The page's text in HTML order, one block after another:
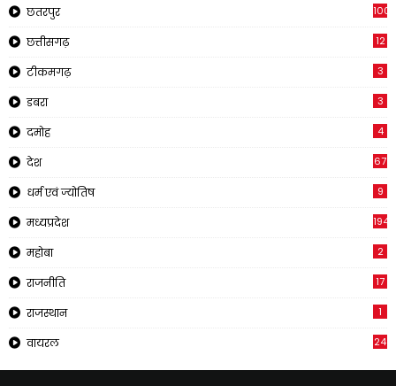
छतरपुर 1001
छत्तीसगढ़ 12
टीकमगढ़ 3
डबरा 3
दमोह 4
देश 67
धर्म एवं ज्योतिष 9
मध्यप्रदेश 194
महोबा 2
राजनीति 17
राजस्थान 1
वायरल 24